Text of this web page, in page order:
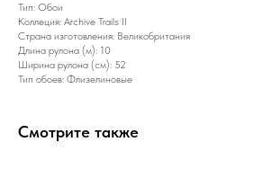
Тип: Обои
Коллеция: Archive Trails II
Страна изготовления: Великобритания
Длина рулона (м): 10
Ширина рулона (см): 52
Тип обоев: Флизелиновые
Смотрите также